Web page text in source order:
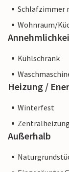
Schlafzimmer
Wohnraum/
Kühlschrank
Heizung /
Winterfest
Zentralheizung
Außerhalb